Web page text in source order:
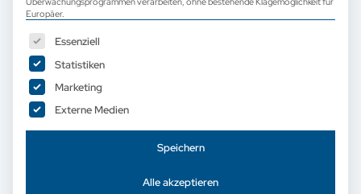
Europäer.
Es folgt eine Liste der Service-Gruppen, für die eine
Essenziell
Statistiken
Marketing
Externe Medien
Speichern
Alle akzeptieren